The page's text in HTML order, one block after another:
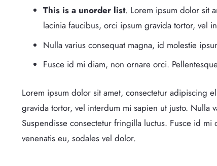
This is a unorder list. Lorem ipsum dolor sit
lacinia faucibus, orci ipsum gravida tortor, vel
Nulla varius consequat magna, id molestie
Fusce id mi diam, non ornare orci.
Lorem ipsum dolor sit amet, consectetur adipiscing
gravida tortor, vel interdum mi sapien ut justo. Nulla
Suspendisse consectetur fringilla luctus. Fusce id
venenatis eu, sodales vel dolor.